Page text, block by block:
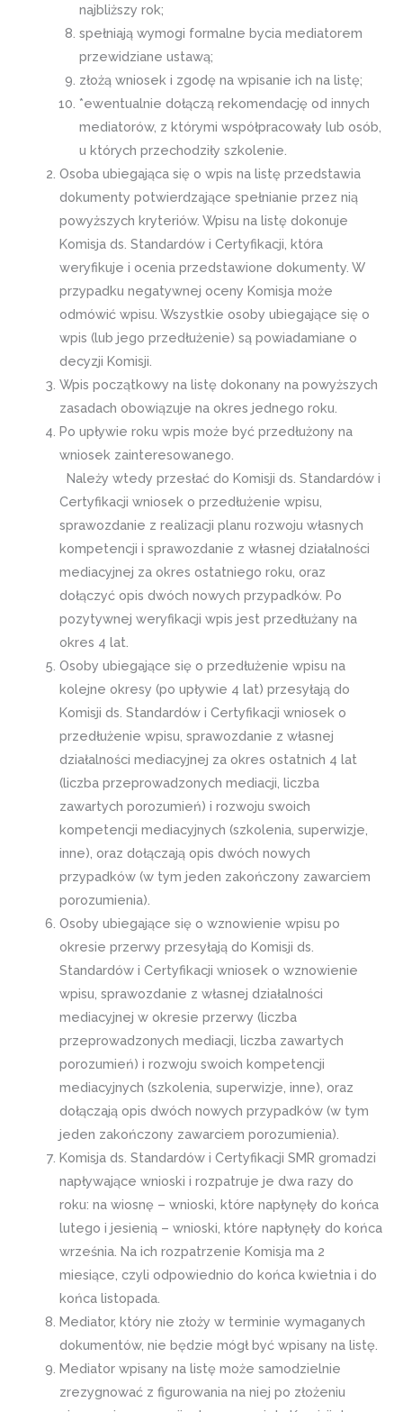
najbliższy rok;
spełniają wymogi formalne bycia mediatorem
przewidziane ustawą;
złożą wniosek i zgodę na wpisanie ich na listę;
*ewentualnie dołączą rekomendację od innych
mediatorów, z którymi współpracowały lub osób,
u których przechodziły szkolenie.
Osoba ubiegająca się o wpis na listę przedstawia
dokumenty potwierdzające spełnianie przez nią
powyższych kryteriów. Wpisu na listę dokonuje
Komisja ds. Standardów i Certyfikacji, która
weryfikuje i ocenia przedstawione dokumenty. W
przypadku negatywnej oceny Komisja może
odmówić wpisu. Wszystkie osoby ubiegające się o
wpis (lub jego przedłużenie) są powiadamiane o
decyzji Komisji.
Wpis początkowy na listę dokonany na powyższych
zasadach obowiązuje na okres jednego roku.
Po upływie roku wpis może być przedłużony na
wniosek zainteresowanego.
Należy wtedy przesłać do Komisji ds. Standardów i
Certyfikacji wniosek o przedłużenie wpisu,
sprawozdanie z realizacji planu rozwoju własnych
kompetencji i sprawozdanie z własnej działalności
mediacyjnej za okres ostatniego roku, oraz
dołączyć opis dwóch nowych przypadków. Po
pozytywnej weryfikacji wpis jest przedłużany na
okres 4 lat.
Osoby ubiegające się o przedłużenie wpisu na
kolejne okresy (po upływie 4 lat) przesyłają do
Komisji ds. Standardów i Certyfikacji wniosek o
przedłużenie wpisu, sprawozdanie z własnej
działalności mediacyjnej za okres ostatnich 4 lat
(liczba przeprowadzonych mediacji, liczba
zawartych porozumień) i rozwoju swoich
kompetencji mediacyjnych (szkolenia, superwizje,
inne), oraz dołączają opis dwóch nowych
przypadków (w tym jeden zakończony zawarciem
porozumienia).
Osoby ubiegające się o wznowienie wpisu po
okresie przerwy przesyłają do Komisji ds.
Standardów i Certyfikacji wniosek o wznowienie
wpisu, sprawozdanie z własnej działalności
mediacyjnej w okresie przerwy (liczba
przeprowadzonych mediacji, liczba zawartych
porozumień) i rozwoju swoich kompetencji
mediacyjnych (szkolenia, superwizje, inne), oraz
dołączają opis dwóch nowych przypadków (w tym
jeden zakończony zawarciem porozumienia).
Komisja ds. Standardów i Certyfikacji SMR gromadzi
napływające wnioski i rozpatruje je dwa razy do
roku: na wiosnę – wnioski, które napłynęły do końca
lutego i jesienią – wnioski, które napłynęły do końca
września. Na ich rozpatrzenie Komisja ma 2
miesiące, czyli odpowiednio do końca kwietnia i do
końca listopada.
Mediator, który nie złoży w terminie wymaganych
dokumentów, nie będzie mógł być wpisany na listę.
Mediator wpisany na listę może samodzielnie
zrezygnować z figurowania na niej po złożeniu